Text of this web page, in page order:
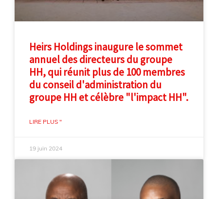
Heirs Holdings inaugure le sommet
annuel des directeurs du groupe
HH, qui réunit plus de 100 membres
du conseil d'administration du
groupe HH et célèbre "l'impact HH".
LIRE PLUS "
19 juin 2024